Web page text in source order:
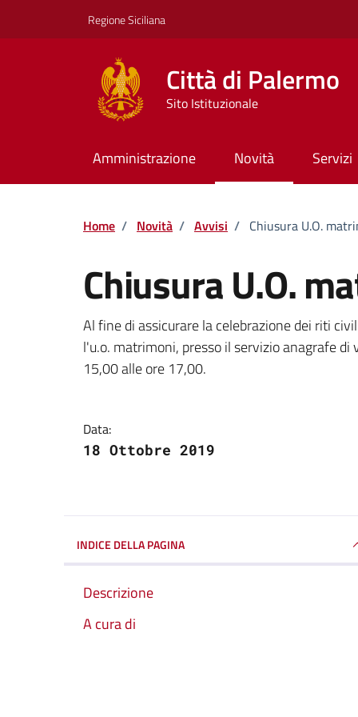
Regione Siciliana
Città di Palermo
Sito Istituzionale
Amministrazione Novità Servizi
Home / Novità / Avvisi / Chiusura U.O.
Chiusura U.O.
Dettagli della
Al fine di assicurare la celebrazione dei riti
l'u.o. matrimoni, presso il servizio anagrafe
15,00 alle ore 17,00.
Data:
18 Ottobre 2019
INDICE DELLA PAGINA
Descrizione
A cura di